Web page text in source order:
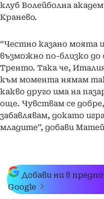
клуб Волейболна
Кранево.
“Честно казано моята
възможно по-близко
Тренто. Така че,
към момента нямам
какво друго има на
още. Чувствам се
забавлявам, докато
младите”, добави
Добави ни в
Google